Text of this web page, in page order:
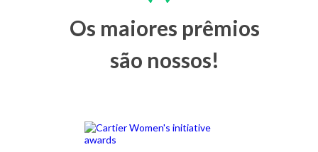
Os maiores prêmios
são nossos!